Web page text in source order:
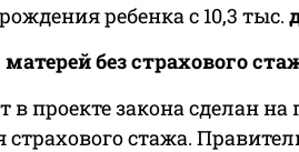
ребенка с 10,3 тыс.
без страхового
в проекте закона сделан
страхового стажа.